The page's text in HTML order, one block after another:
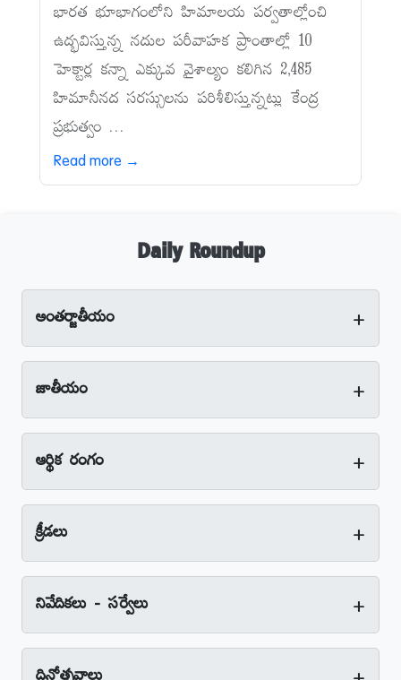
భారత భూభాగంలోని హిమాలయ పర్వతాల్లోంచి
ఉద్భవిస్తున్న నదుల పరీవాహక ప్రాంతాల్లో 10
హెక్టార్ల కన్నా ఎక్కువ వైశాల్యం కలిగిన 2,485
హిమానీనద సరస్సులను పరిశీలిస్తున్నట్లు కేంద్ర
ప్రభుత్వం ...
Read more →
Daily Roundup
అంతర్జాతీయం +
జాతీయం +
ఆర్థిక రంగం +
క్రీడలు +
నివేదికలు - సర్వేలు +